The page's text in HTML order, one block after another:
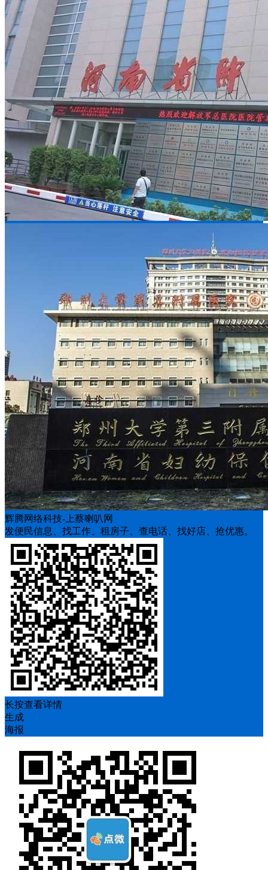
辉腾网络科技-上蔡喇叭网
发便民信息、找工作、租房子、查电话、找好店、抢优惠。
长按查看详情
生成
海报